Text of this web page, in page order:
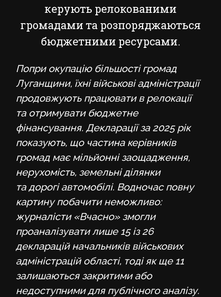
керують релокованими
громадами та розпоряджаються
бюджетними ресурсами.
Попри окупацію більшості громад
Луганщини, їхні військові адміністрації
продовжують працювати в релокації
та отримувати бюджетне
фінансування. Декларації за 2025 рік
показують, що частина керівників
громад має мільйонні заощадження,
нерухомість, земельні ділянки
та дорогі автомобілі. Водночас повну
картину побачити неможливо:
журналісти «Вчасно» змогли
проаналізувати лише 15 із 26
декларацій начальників військових
адміністрацій області, тоді як ще 11
залишаються закритими або
недоступними для публічного аналізу.